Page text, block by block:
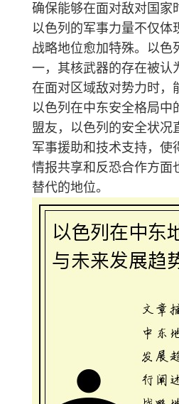
确保能够在面对敌对国家
以色列的军事力量不仅
战略地位愈加特殊。以
一，其核武器的存在被认
在面对区域敌对势力时，
以色列在中东安全格局
盟友，以色列的安全状况
军事援助和技术支持，使
情报共享和反恐合作方面
替代的地位。